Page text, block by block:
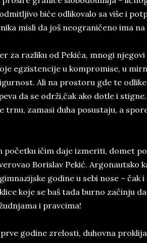
biće odlikovalo sa više i
misli da još neograničeno ima
za razliku od Pekića, mnogi
egzistencije u kompromise, u
Ali na prostoru gde te
da se održi,čak ako dotle i
trnu, zamasi duha posustaju, a
početku ičim daje izmeriti, domet
Borislav Pekić. Argonautsko
godine u sebi nose – čak
koje se baš tada burno začinju
i pravcima!
godine zrelosti, duhovna